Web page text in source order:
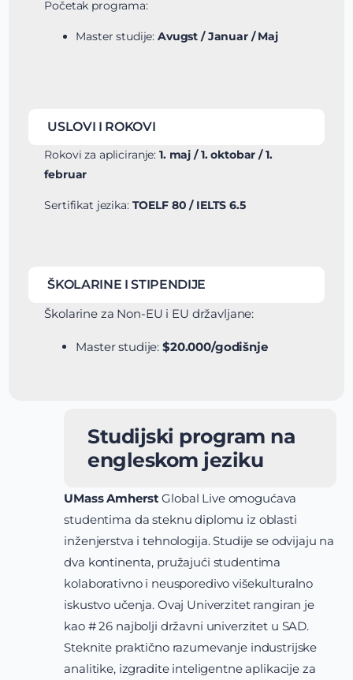
Početak programa:
Master studije: Avugst / Januar / Maj
USLOVI I ROKOVI
Rokovi za apliciranje: 1. maj / 1. oktobar / 1.
februar
Sertifikat jezika: TOELF 80 / IELTS 6.5
ŠKOLARINE I STIPENDIJE
Školarine za Non-EU i EU državljane:
Master studije: $20.000/godišnje
Studijski program na
engleskom jeziku
UMass AmherstGlobal Live omogućava
studentima da steknu diplomu iz oblasti
inženjerstva i tehnologija. Studije se odvijaju na
dva kontinenta, pružajući studentima
kolaborativno i neusporedivo višekulturalno
iskustvo učenja. Ovaj Univerzitet rangiran je
kao # 26 najbolji državni univerzitet u SAD.
Steknite praktično razumevanje industrijske
analitike, izgradite inteligentne aplikacije za